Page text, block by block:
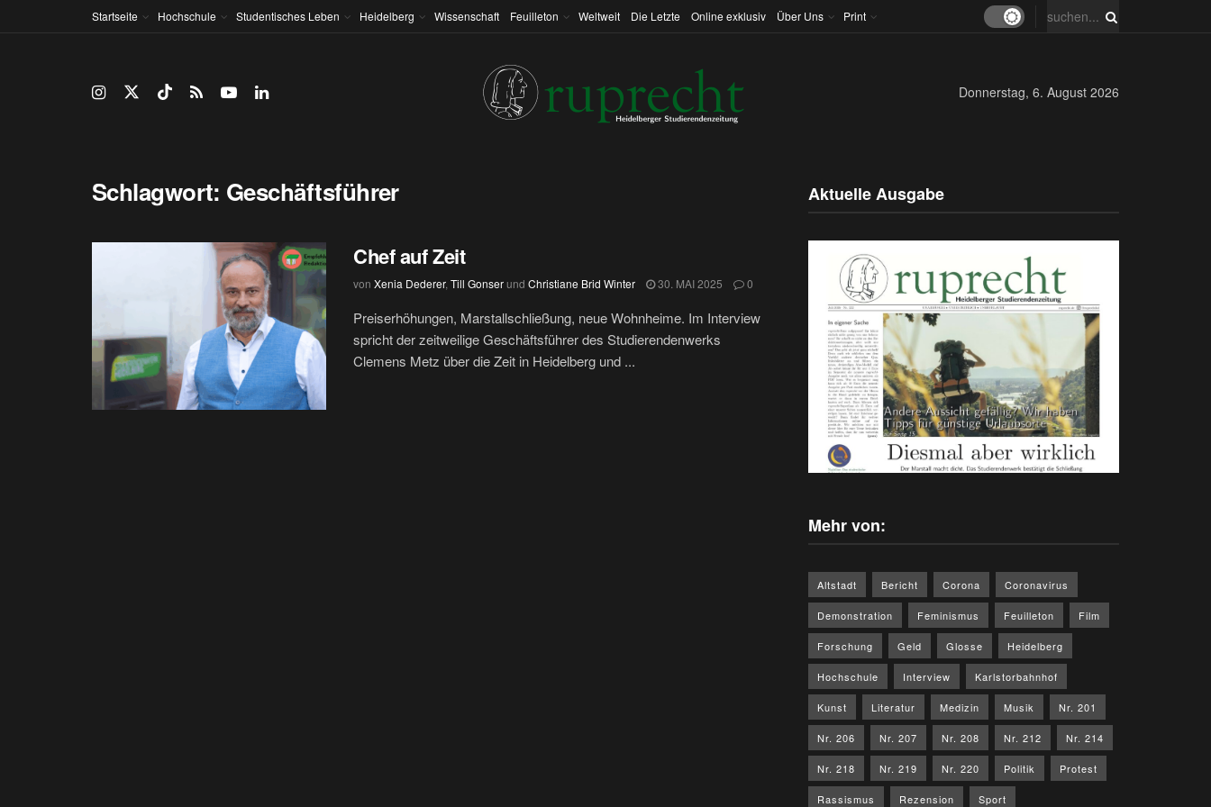
Startseite Hochschule Studentisches Leben Heidelberg Wissenschaft Feuilleton Weltweit Die Letzte Online exklusiv Über Uns Print
Donnerstag, 6. August 2026
Schlagwort: Geschäftsführer
Chef auf Zeit
von Xenia Dederer, Till Gonserund Christiane Brid Winter 30. MAI 2025 0
Preiserhöhungen, Marstallschließung, neue Wohnheime. Im Interview
spricht der zeitweilige Geschäftsführer des Studierendenwerks
Clemens Metz über die Zeit in Heidelberg und ...
Aktuelle Ausgabe
Mehr von:
Altstadt Bericht Corona Coronavirus
Demonstration Feminismus Feuilleton Film
Forschung Geld Glosse Heidelberg
Hochschule Interview Karlstorbahnhof
Kunst Literatur Medizin Musik Nr. 201
Nr. 206 Nr. 207 Nr. 208 Nr. 212 Nr. 214
Nr. 218 Nr. 219 Nr. 220 Politik Protest
Rassismus Rezension Sport